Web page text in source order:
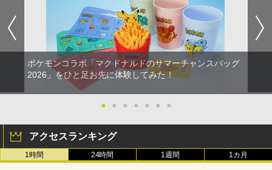
ポケモンコラボ「マクドナルドのサマーチャンスバッグ
2026」をひと足お先に体験してみた！
● ● ● ● ● ● ●
アクセスランキング
1時間 24時間 1週間 1カ月